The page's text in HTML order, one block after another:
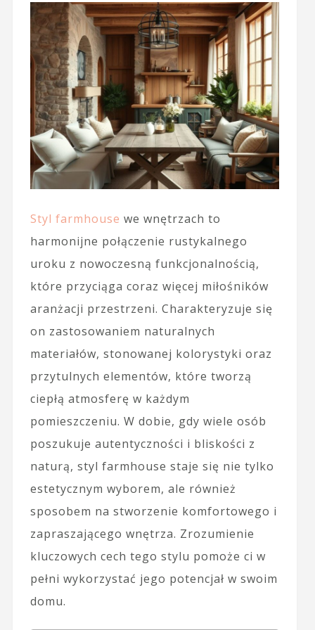
Styl farmhouse we wnętrzach to
harmonijne połączenie rustykalnego
uroku z nowoczesną funkcjonalnością,
które przyciąga coraz więcej miłośników
aranżacji przestrzeni. Charakteryzuje się
on zastosowaniem naturalnych
materiałów, stonowanej kolorystyki oraz
przytulnych elementów, które tworzą
ciepłą atmosferę w każdym
pomieszczeniu. W dobie, gdy wiele osób
poszukuje autentyczności i bliskości z
naturą, styl farmhouse staje się nie tylko
estetycznym wyborem, ale również
sposobem na stworzenie komfortowego i
zapraszającego wnętrza. Zrozumienie
kluczowych cech tego stylu pomoże ci w
pełni wykorzystać jego potencjał w swoim
domu.